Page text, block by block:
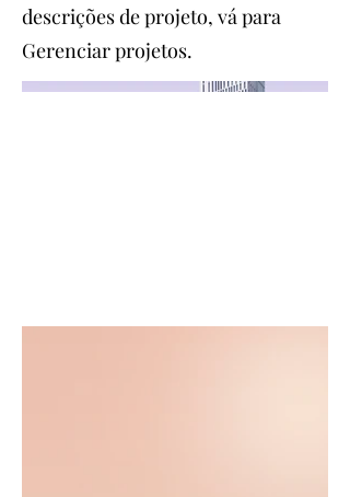
descrições de projeto, vá para
Gerenciar projetos.